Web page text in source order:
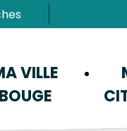
VILLE
BOUGE